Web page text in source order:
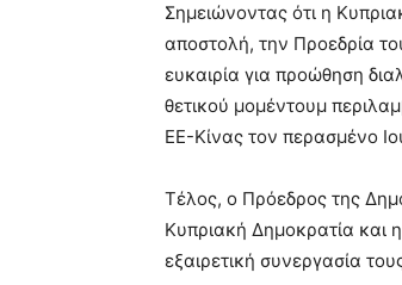
Σημειώνοντας ότι η
αποστολή, την Προεδρία
ευκαιρία για προώθηση
θετικού μομέντουμ
ΕΕ-Κίνας τον περασμένο
Τέλος, ο Πρόεδρος της
Κυπριακή Δημοκρατία και
εξαιρετική συνεργασία